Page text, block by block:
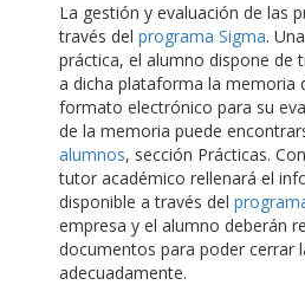
La gestión y evaluación de las
través del programa Sigma.
práctica, el alumno dispone de
a dicha plataforma la memoria
formato electrónico para su
de la memoria puede
alumnos, sección Prácticas.
tutor académico rellenará el
disponible a través del
empresa y el alumno deberán
documentos para poder cerrar
adecuadamente.